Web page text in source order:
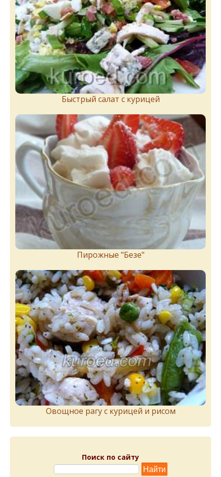
Быстрый салат с курицей
Пирожныe "Бeзe"
Овощное рагу с курицей и рисом
Поиск по сайту